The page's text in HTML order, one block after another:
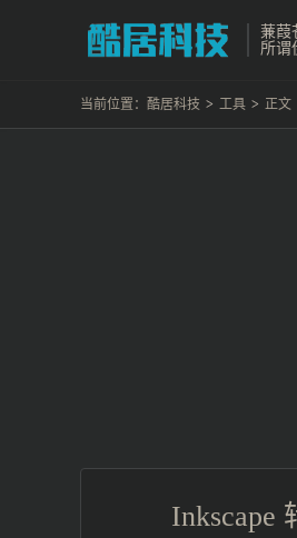
蒹葭
所谓
当前位置： 酷居科技 > 工具 > 正文
Inkscape